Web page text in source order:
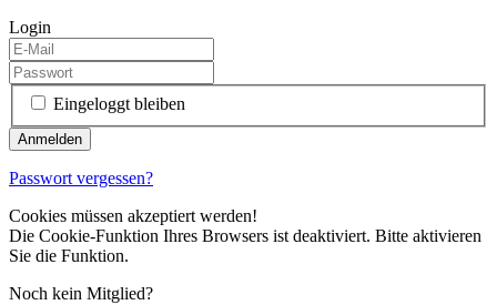
Login
Eingeloggt bleiben
Passwort vergessen?
Cookies müssen akzeptiert werden!
Die Cookie-Funktion Ihres Browsers ist deaktiviert. Bitte aktivieren
Sie die Funktion.
Noch kein Mitglied?